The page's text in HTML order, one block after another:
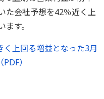
た会社予想を42％近く上
す。
上回る増益となった3月
）